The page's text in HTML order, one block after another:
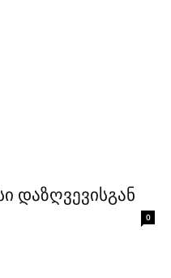
დაზღვევისგან
0